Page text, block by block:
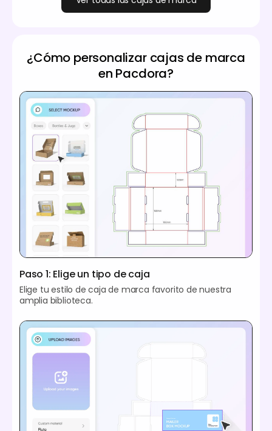
¿Cómo personalizar cajas de marca
en Pacdora?
Paso 1: Elige un tipo de caja
Elige tu estilo de caja de marca favorito de nuestra
amplia biblioteca.